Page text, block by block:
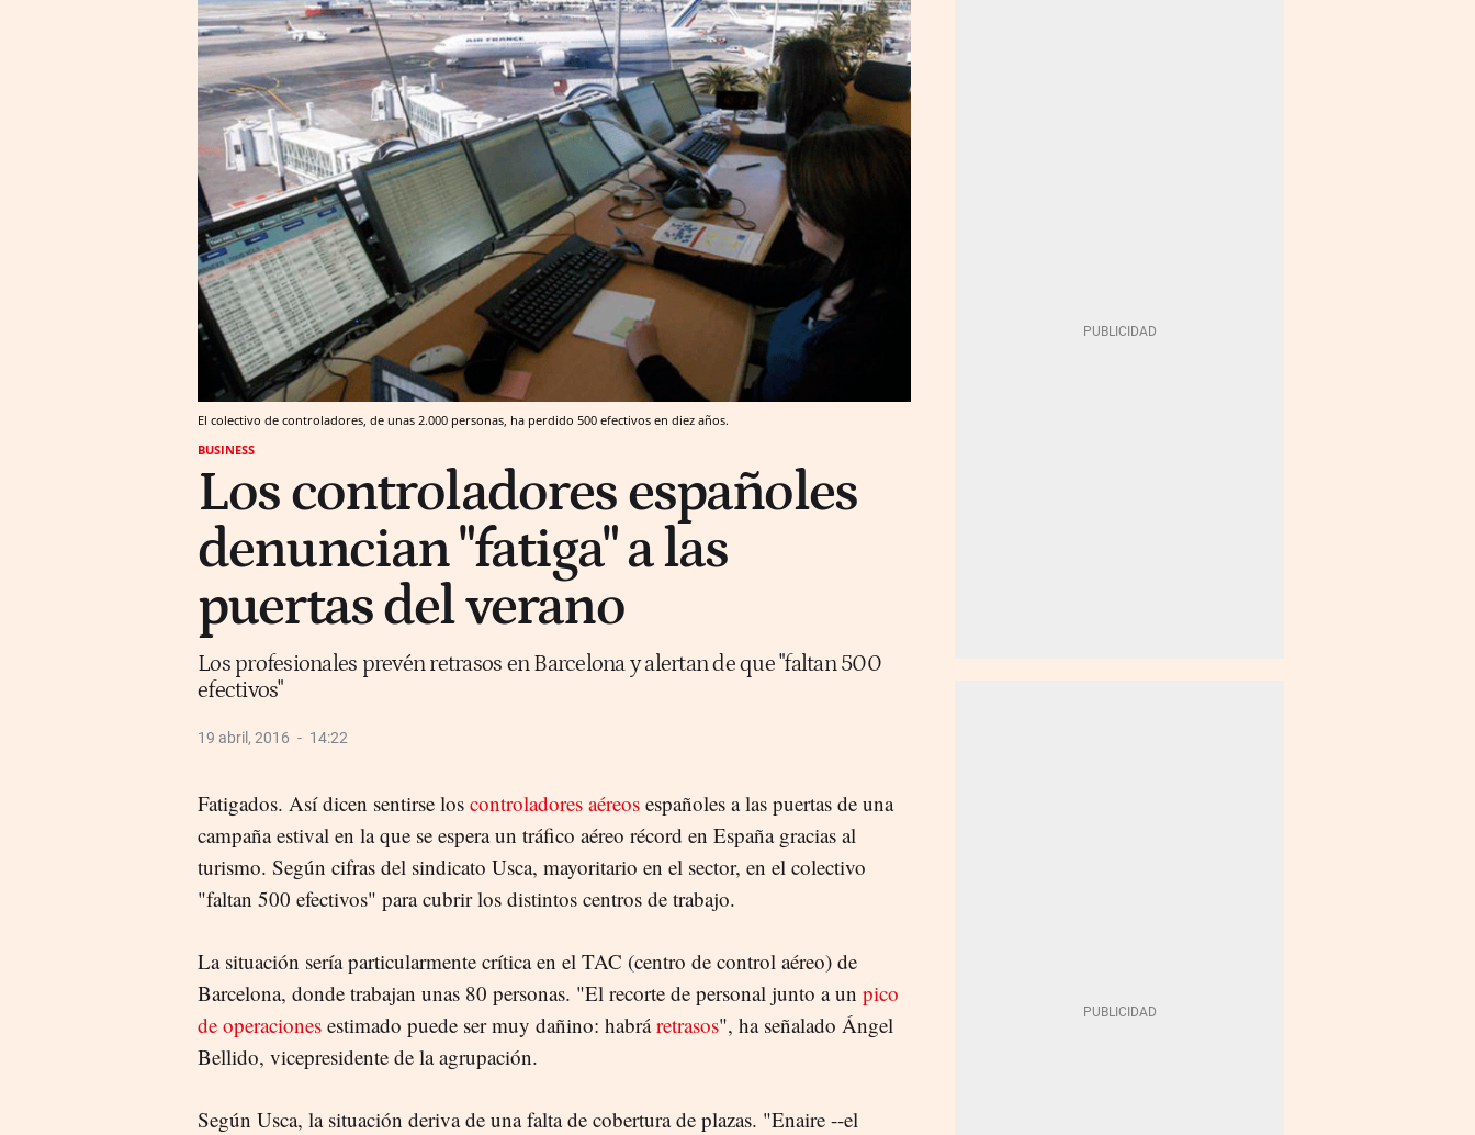
El colectivo de controladores, de unas 2.000 personas, ha perdido 500 efectivos en diez años.
BUSINESS
Los controladores españoles
denuncian "fatiga" a las
puertas del verano
Los profesionales prevén retrasos en Barcelona y alertan de que "faltan 500
efectivos"
19 abril, 2016 14:22
Fatigados. Así dicen sentirse los controladores aéreos españoles a las puertas de una
campaña estival en la que se espera un tráfico aéreo récord en España gracias al
turismo. Según cifras del sindicato Usca, mayoritario en el sector, en el colectivo
"faltan 500 efectivos" para cubrir los distintos centros de trabajo.
La situación sería particularmente crítica en el TAC (centro de control aéreo) de
Barcelona, donde trabajan unas 80 personas. "El recorte de personal junto a un pico
de operaciones estimado puede ser muy dañino: habráretrasos", ha señalado Ángel
Bellido, vicepresidente de la agrupación.
Según Usca, la situación deriva de una falta de cobertura de plazas. "Enaire --el